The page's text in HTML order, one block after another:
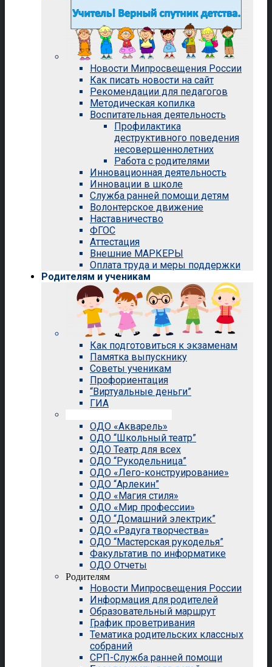
Новости Мипросвещения России
Как писать новости на сайт
Рекомендации для педагогов
Методическая копилка
Воспитательная деятельность
Профилактика
деструктивного поведения
несовершеннолетних
Работа с родителями
Инновационная деятельность
Инновации в школе
Служба ранней помощи детям
Волонтерское движение
Наставничество
ФГОС
Аттестация
Внешние МАРКЕРЫ
Оплата труда и меры поддержки
Родителям и ученикам
Как подготовиться к экзаменам
Памятка выпускнику
Советы ученикам
Профориентация
“Виртуальные деньги”
ГИА
ОДО «Акварель»
ОДО “Школьный театр”
ОДО Театр для всех
ОДО “Рукодельница”
ОДО «Лего-конструирование»
ОДО “Арлекин”
ОДО «Магия стиля»
ОДО «Мир профессии»
ОДО “Домашний электрик”
ОДО «Радуга творчества»
ОДО “Мастерская рукоделья”
Факультатив по информатике
ОДО Отчеты
Родителям
Новости Мипросвещения России
Информация для родителей
Образовательный маршрут
График проветривания
Тематика родительских классных
собраний
СРП-Служба ранней помощи